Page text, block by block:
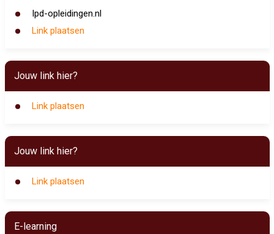
Ipd-opleidingen.nl
Link plaatsen
Jouw link hier?
Link plaatsen
Jouw link hier?
Link plaatsen
E-learning